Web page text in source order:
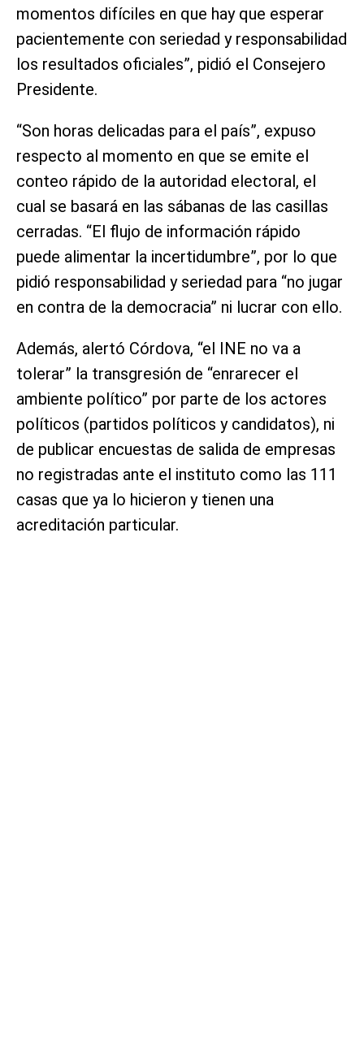
momentos difíciles en que hay que esperar
pacientemente con seriedad y responsabilidad
los resultados oficiales”, pidió el Consejero
Presidente.
“Son horas delicadas para el país”, expuso
respecto al momento en que se emite el
conteo rápido de la autoridad electoral, el
cual se basará en las sábanas de las casillas
cerradas. “El flujo de información rápido
puede alimentar la incertidumbre”, por lo que
pidió responsabilidad y seriedad para “no jugar
en contra de la democracia” ni lucrar con ello.
Además, alertó Córdova, “el INE no va a
tolerar” la transgresión de “enrarecer el
ambiente político” por parte de los actores
políticos (partidos políticos y candidatos), ni
de publicar encuestas de salida de empresas
no registradas ante el instituto como las 111
casas que ya lo hicieron y tienen una
acreditación particular.